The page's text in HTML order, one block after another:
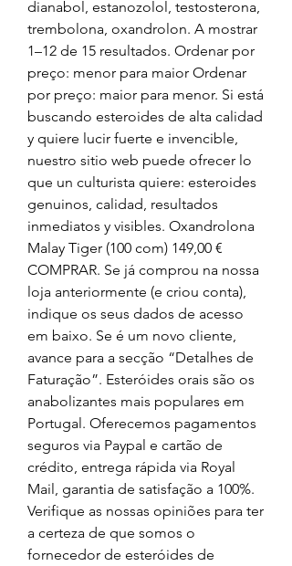
dianabol, estanozolol, testosterona,
trembolona, oxandrolon. A mostrar
1–12 de 15 resultados. Ordenar por
preço: menor para maior Ordenar
por preço: maior para menor. Si está
buscando esteroides de alta calidad
y quiere lucir fuerte e invencible,
nuestro sitio web puede ofrecer lo
que un culturista quiere: esteroides
genuinos, calidad, resultados
inmediatos y visibles. Oxandrolona
Malay Tiger (100 com) 149,00 €
COMPRAR. Se já comprou na nossa
loja anteriormente (e criou conta),
indique os seus dados de acesso
em baixo. Se é um novo cliente,
avance para a secção “Detalhes de
Faturação”. Esteróides orais são os
anabolizantes mais populares em
Portugal. Oferecemos pagamentos
seguros via Paypal e cartão de
crédito, entrega rápida via Royal
Mail, garantia de satisfação a 100%.
Verifique as nossas opiniões para ter
a certeza de que somos o
fornecedor de esteróides de